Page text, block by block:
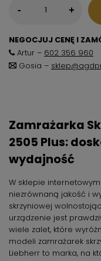
- +
NEGOCJUJ CENĘ I
Artur – 602 356 960
Gosia –
Zamrażarka
2505 Plus:
wydajność
W sklepie
niezrównaną jakość i
skrzyniowej
urządzenie jest
wiele zalet, które
modeli zamrażarek
Liebherr to marka, na